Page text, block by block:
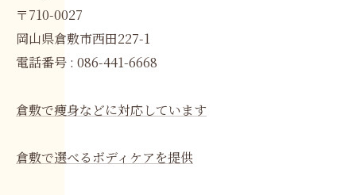
〒710-0027
岡山県倉敷市西田227-1
電話番号 : 086-441-6668
倉敷で痩身などに対応しています
倉敷で選べるボディケアを提供